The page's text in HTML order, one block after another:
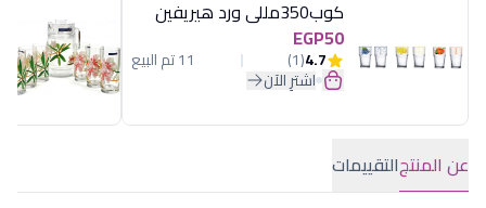
كوب350مللى ورد هيريفين
EGP50
4.7
(1) 11 تم البيع
اشترِ الآن
عن المنتجالتقييمات